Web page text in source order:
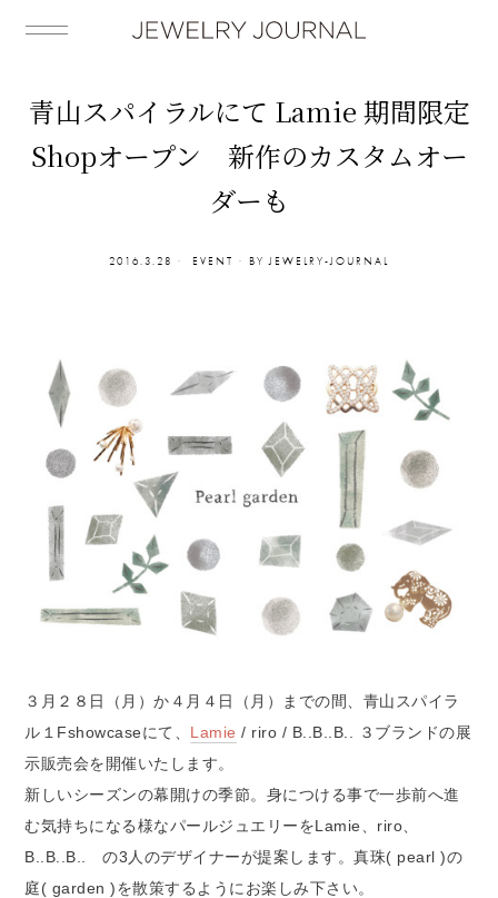
青山スパイラルにて Lamie 期間限定
Shopオープン 新作のカスタムオー
ダーも
2016.3.28 EVENT BY JEWELRY-JOURNAL
３月２８日（月）か４月４日（月）までの間、青山スパイラ
ル１Fshowcaseにて、 Lamie / riro / B..B..B.. ３ブランドの展
示販売会を開催いたします。
新しいシーズンの幕開けの季節。身につける事で一歩前へ進
む気持ちになる様なパールジュエリーをLamie、riro、
B..B..B.. の3人のデザイナーが提案します。真珠( pearl )の
庭( garden )を散策するようにお楽しみ下さい。